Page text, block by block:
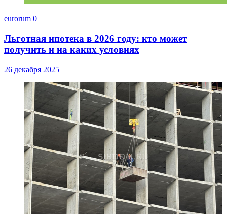
eurorum 0
Льготная ипотека в 2026 году: кто может
получить и на каких условиях
26 декабря 2025